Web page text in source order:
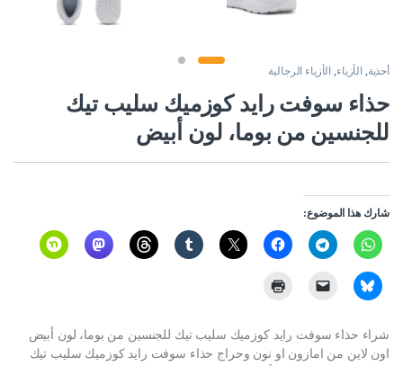
أحذية, الأزياء, الأزياء الرجالية
حذاء سوفت رايد كوزميك سليب تيك
للجنسين من بوما، لون أبيض
شارك هذا الموضوع:
شراء حذاء سوفت رايد كوزميك سليب تيك للجنسين من بوما، لون أبيض
اون لاين من امازون او نون وحراج حذاء سوفت رايد كوزميك سليب تيك